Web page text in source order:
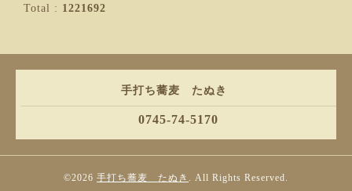
Total : 1221692
手打ち蕎麦 たぬき
0745-74-5170
©2026 手打ち蕎麦 たぬき . All Rights Reserved.